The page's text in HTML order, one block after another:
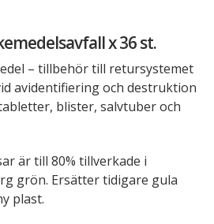
– kontroll på kasserade läkemedel
x 36 st.
– tillbehör till retursystemet
avidentifiering och destruktion
blister, salvtuber och
är till 80% tillverkade i
grön. Ersätter tidigare gula
plast.